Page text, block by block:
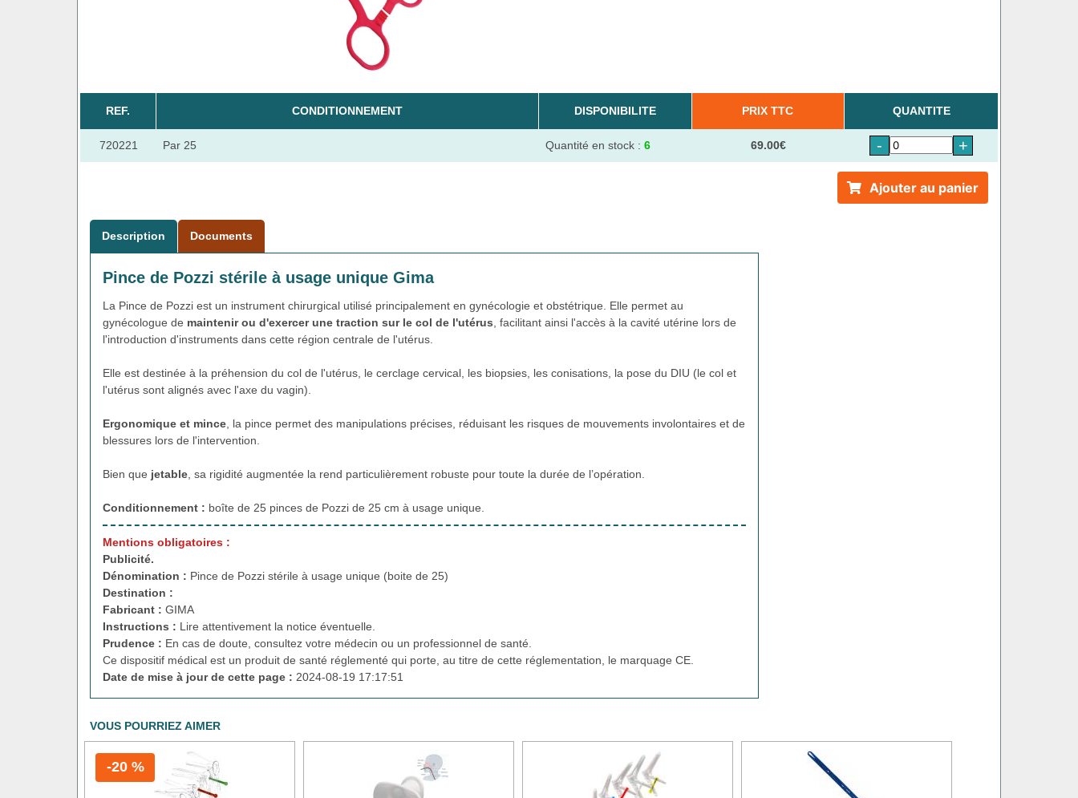
REF. CONDITIONNEMENT DISPONIBILITE PRIX TTC QUANTITE
720221 Par 25 Quantité en stock : 6 69.00€ - +
Ajouter au panier
Description Documents
Pince de Pozzi stérile à usage unique Gima
La Pince de Pozzi est un instrument chirurgical utilisé principalement en gynécologie et obstétrique. Elle permet au
gynécologue de maintenir ou d'exercer une traction sur le col de l'utérus , facilitant ainsi l'accès à la cavité utérine lors de
l'introduction d'instruments dans cette région centrale de l'utérus.
Elle est destinée à la préhension du col de l'utérus, le cerclage cervical, les biopsies, les conisations, la pose du DIU (le col et
l'utérus sont alignés avec l'axe du vagin).
Ergonomique et mince , la pince permet des manipulations précises, réduisant les risques de mouvements involontaires et de
blessures lors de l'intervention.
Bien que jetable , sa rigidité augmentée la rend particulièrement robuste pour toute la durée de l’opération.
Conditionnement : boîte de 25 pinces de Pozzi de 25 cm à usage unique.
Mentions obligatoires :
Publicité.
Dénomination : Pince de Pozzi stérile à usage unique (boite de 25)
Destination :
Fabricant : GIMA
Instructions : Lire attentivement la notice éventuelle.
Prudence : En cas de doute, consultez votre médecin ou un professionnel de santé.
Ce dispositif médical est un produit de santé réglementé qui porte, au titre de cette réglementation, le marquage CE.
Date de mise à jour de cette page : 2024-08-19 17:17:51
VOUS POURRIEZ AIMER
-20 %